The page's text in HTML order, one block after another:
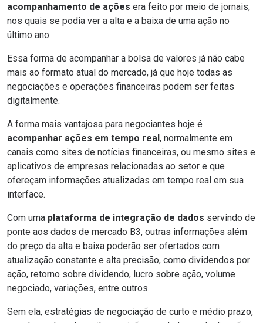
acompanhamento de ações era feito por meio de jornais,
nos quais se podia ver a alta e a baixa de uma ação no
último ano.
Essa forma de acompanhar a bolsa de valores já não cabe
mais ao formato atual do mercado, já que hoje todas as
negociações e operações financeiras podem ser feitas
digitalmente.
A forma mais vantajosa para negociantes hoje é
acompanhar ações em tempo real, normalmente em
canais como sites de notícias financeiras, ou mesmo sites e
aplicativos de empresas relacionadas ao setor e que
ofereçam informações atualizadas em tempo real em sua
interface.
Com uma plataforma de integração de dados servindo de
ponte aos dados de mercado B3, outras informações além
do preço da alta e baixa poderão ser ofertados com
atualização constante e alta precisão, como dividendos por
ação, retorno sobre dividendo, lucro sobre ação, volume
negociado, variações, entre outros.
Sem ela, estratégias de negociação de curto e médio prazo,